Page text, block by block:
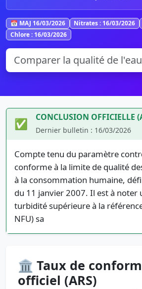
📅 MAJ 16/03/2026 Nitrates : 16/03/2026
Chlore : 16/03/2026
✅ CONCLUSION OFFICIELLE
Dernier bulletin : 16/03/2026
Compte tenu du paramètre
conforme à la limite de qualité
à la consommation humaine,
du 11 janvier 2007. Il est à noter
turbidité supérieure à la
NFU) sa
🏛️ Taux de
officiel (ARS)